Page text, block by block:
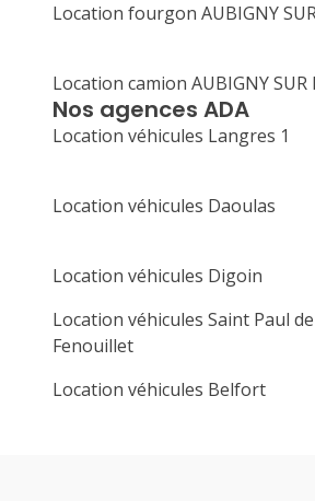
Nos agences ADA
Location véhicules Langres 1
Location véhicules Daoulas
Location véhicules Digoin
Location véhicules Saint Paul de
Fenouillet
Location véhicules Belfort
Location fourgon AUBIGNY
Location camion AUBIGNY SUR